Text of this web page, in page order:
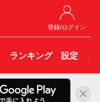
登録/ログイン
ランキング 設定 こ